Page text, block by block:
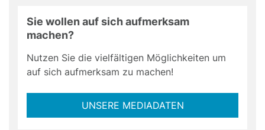
Sie wollen auf sich aufmerksam
machen?
Nutzen Sie die vielfältigen Möglichkeiten um
auf sich aufmerksam zu machen!
UNSERE MEDIADATEN